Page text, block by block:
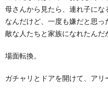
母さんから見たら、連れ子に
なんだけど、一度も嫌だと思
敵な人たちと家族になれたんだ
場面転換。
ガチャリとドアを開けて、アリ